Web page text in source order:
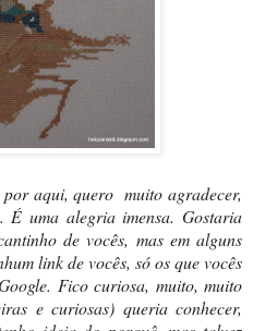
aqui, quero muito agradecer,
É uma alegria imensa. Gostaria
de vocês, mas em alguns
link de vocês, só os que vocês
Fico curiosa, muito, muito
e curiosas) queria conhecer,